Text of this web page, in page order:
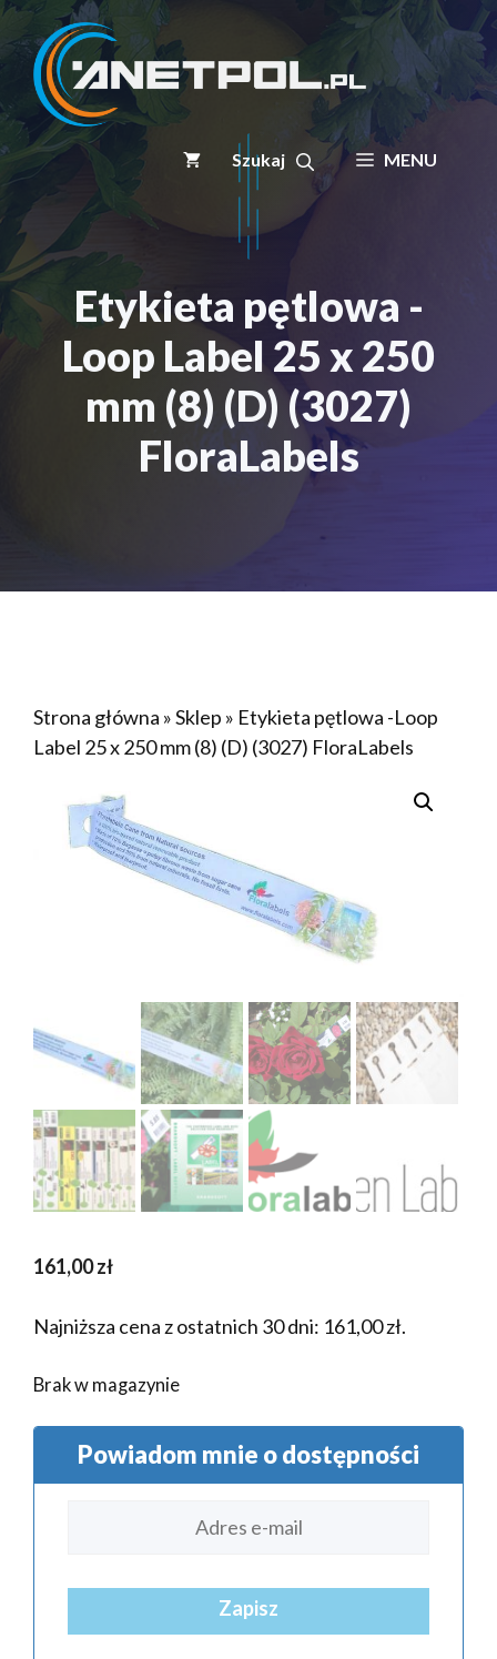
Przejdź
do
treści
MENU
Etykieta pętlowa -
Loop Label 25 x 250
mm (8) (D) (3027)
FloraLabels
Strona główna »Sklep » Etykieta pętlowa -Loop
Label 25 x 250 mm (8) (D) (3027) FloraLabels
161,00zł
Najniższa cena z ostatnich 30 dni: 161,00zł.
Brak w magazynie
Powiadom mnie o dostępności
Zapisz